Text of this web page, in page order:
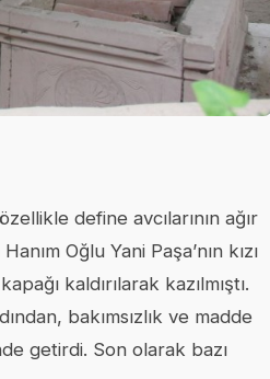
define avcılarının ağır
Oğlu Yani Paşa’nın kızı
kaldırılarak kazılmıştı.
bakımsızlık ve madde
getirdi. Son olarak bazı